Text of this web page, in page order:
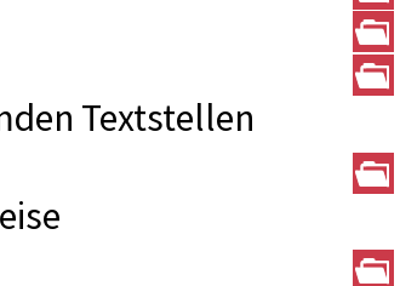
Textstellen